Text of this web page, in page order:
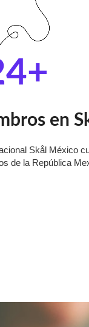
+
en
Skål México
de la República